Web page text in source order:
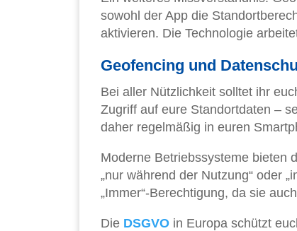
sowohl der App die
aktivieren. Die Technologie
Geofencing und
Bei aller Nützlichkeit solltet ihr
Zugriff auf eure Standortdaten –
daher regelmäßig in euren
Moderne Betriebssysteme bieten
„nur während der Nutzung“ oder
„Immer“-Berechtigung, da sie
Die DSGVO in Europa schützt